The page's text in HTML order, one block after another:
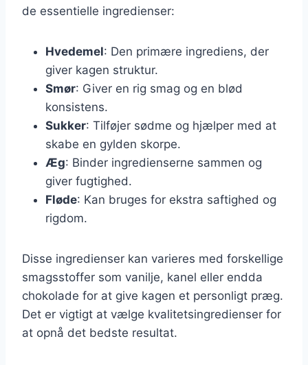
de essentielle ingredienser:
Hvedemel: Den primære ingrediens, der
giver kagen struktur.
Smør: Giver en rig smag og en blød
konsistens.
Sukker: Tilføjer sødme og hjælper med at
skabe en gylden skorpe.
Æg: Binder ingredienserne sammen og
giver fugtighed.
Fløde: Kan bruges for ekstra saftighed og
rigdom.
Disse ingredienser kan varieres med forskellige
smagsstoffer som vanilje, kanel eller endda
chokolade for at give kagen et personligt præg.
Det er vigtigt at vælge kvalitetsingredienser for
at opnå det bedste resultat.